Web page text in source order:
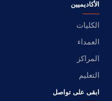
الأكاديميين
الكليات
العمداء
المراكز
التعليم
ابقى على تواصل